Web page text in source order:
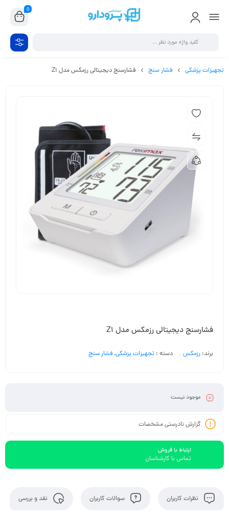
0
تجهیزات پزشکی فشار سنج فشارسنج دیجیتالی رزمکس مدل Z1
فشارسنج دیجیتالی رزمکس مدل Z1
برند: رزمکس دسته : تجهیزات پزشکی, فشار سنج
موجود نیست
گزارش نادرستی مشخصات
ارتباط با فروش
تماس با کارشناسان
نظرات کاربران سوالات کاربران نقد و بررسی